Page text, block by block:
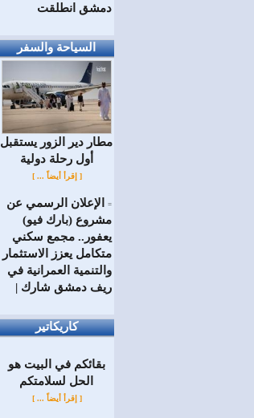
دمشق انطلقت
السياحة والسفر
مطار دير الزور يستقبل
أول رحلة دولية
[ إقرأ أيضاً ... ]
=
الإعلان الرسمي عن
مشروع (بارك فيو)
يعفور.. مجمع سكني
متكامل يعزز الاستثمار
والتنمية العمرانية في
ريف دمشق شارك |
كاريكاتير
بقائكم في البيت هو
الحل لسلامتكم
[ إقرأ أيضاً ... ]